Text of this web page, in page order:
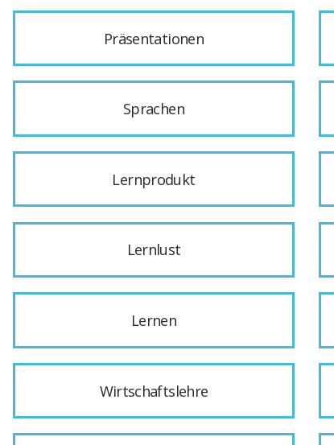
Präsentationen
Sprachen
Lernprodukt
Lernlust
Lernen
Wirtschaftslehre